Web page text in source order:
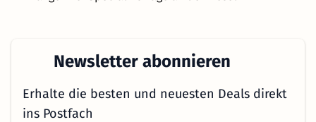
Newsletter abonnieren
Erhalte die besten und neuesten Deals direkt
ins Postfach